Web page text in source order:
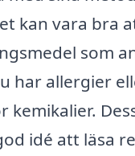
kan vara bra
som
har allergier
kemikalier.
idé att läsa